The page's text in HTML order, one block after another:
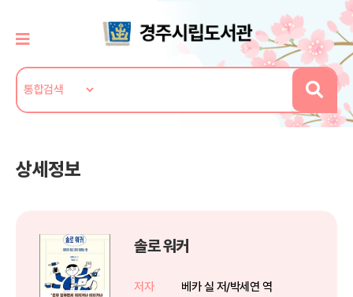
상세정보
솔로 워커
저자
베카 실 저/박세연 역